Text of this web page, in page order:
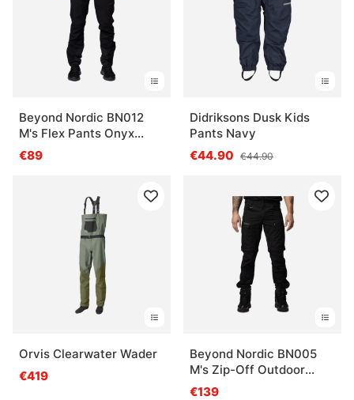
Beyond Nordic BN012
M's Flex Pants Onyx
Black
€89
Didriksons Dusk Kids
Pants Navy
€44.90 €44.90
Orvis Clearwater Wader
€419
Beyond Nordic BN005
M's Zip-Off Outdoor
Pants Forest Night
€139